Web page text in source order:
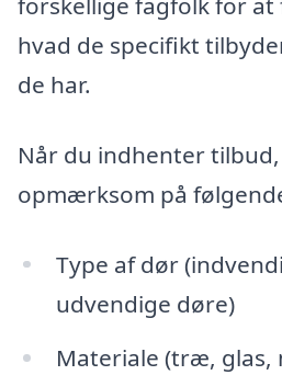
hvad de specifikt
de har.
Når du indhenter
opmærksom på
Type af dør
udvendige døre)
Materiale (træ, glas,